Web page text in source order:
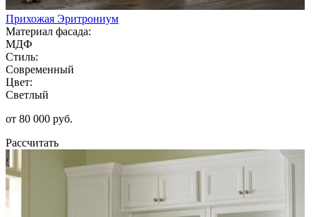
Прихожая Эритрониум
Материал фасада:
МДФ
Стиль:
Современный
Цвет:
Светлый
от 80 000 руб.
Рассчитать